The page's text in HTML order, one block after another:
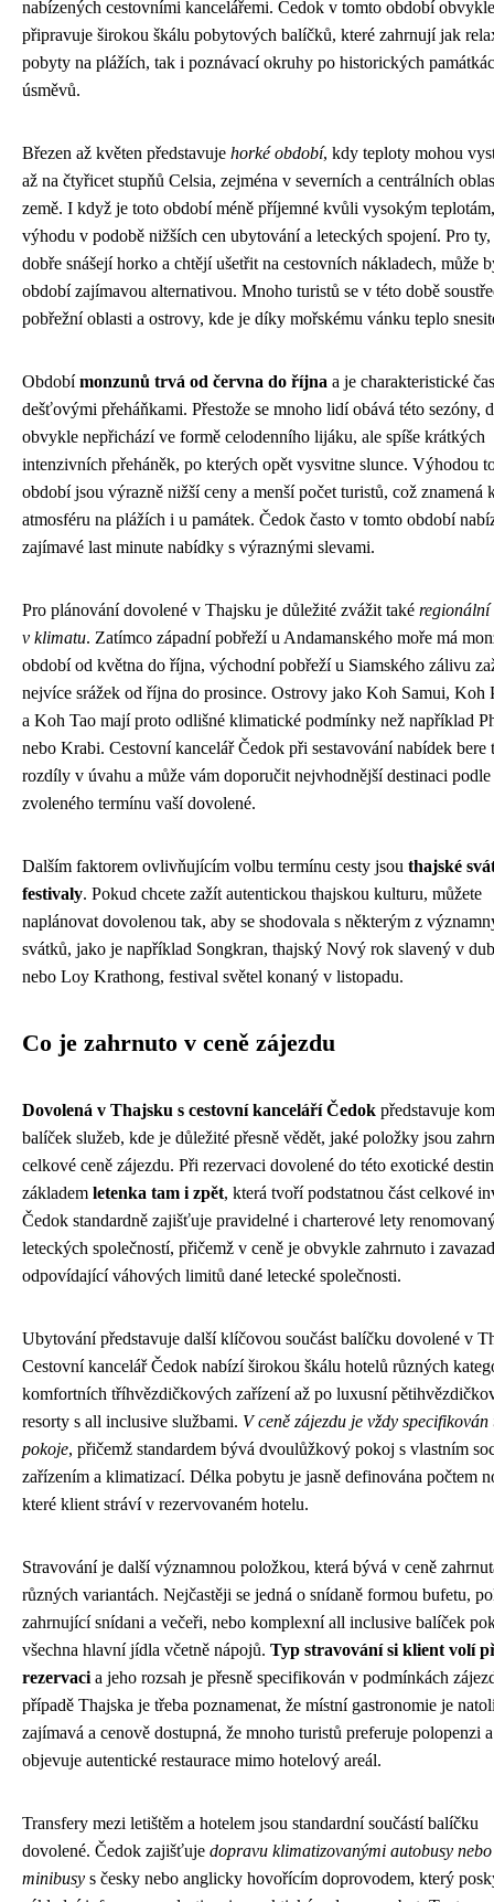
nabízených cestovními kancelářemi. Čedok v tomto období obvykle
připravuje širokou škálu pobytových balíčků, které zahrnují jak
pobyty na plážích, tak i poznávací okruhy po historických
úsměvů.
Březen až květen představuje horké období, kdy teploty mohou
až na čtyřicet stupňů Celsia, zejména v severních a centrálních
země. I když je toto období méně příjemné kvůli vysokým
výhodu v podobě nižších cen ubytování a leteckých spojení. Pro
dobře snášejí horko a chtějí ušetřit na cestovních nákladech, může
období zajímavou alternativou. Mnoho turistů se v této době
pobřežní oblasti a ostrovy, kde je díky mořskému vánku teplo
Obdobímonzunů trvá od června do října a je charakteristické
dešťovými přeháňkami. Přestože se mnoho lidí obává této sezóny,
obvykle nepřichází ve formě celodenního lijáku, ale spíše krátkých
intenzivních přeháněk, po kterých opět vysvitne slunce. Výhodou
období jsou výrazně nižší ceny a menší počet turistů, což znamená
atmosféru na plážích i u památek. Čedok často v tomto období
zajímavé last minute nabídky s výraznými slevami.
Pro plánování dovolené v Thajsku je důležité zvážit také regionální
v klimatu. Zatímco západní pobřeží u Andamanského moře má
období od května do října, východní pobřeží u Siamského zálivu
nejvíce srážek od října do prosince. Ostrovy jako Koh Samui, Koh
a Koh Tao mají proto odlišné klimatické podmínky než například
nebo Krabi. Cestovní kancelář Čedok při sestavování nabídek bere
rozdíly v úvahu a může vám doporučit nejvhodnější destinaci podle
zvoleného termínu vaší dovolené.
Dalším faktorem ovlivňujícím volbu termínu cesty jsou thajské
festivaly. Pokud chcete zažít autentickou thajskou kulturu, můžete
naplánovat dovolenou tak, aby se shodovala s některým z
svátků, jako je například Songkran, thajský Nový rok slavený v
nebo Loy Krathong, festival světel konaný v listopadu.
Co je zahrnuto v ceně zájezdu
Dovolená v Thajsku s cestovní kanceláří Čedok představuje
balíček služeb, kde je důležité přesně vědět, jaké položky jsou
celkové ceně zájezdu. Při rezervaci dovolené do této exotické
základem letenka tam i zpět, která tvoří podstatnou část celkové
Čedok standardně zajišťuje pravidelné i charterové lety
leteckých společností, přičemž v ceně je obvykle zahrnuto i
odpovídající váhových limitů dané letecké společnosti.
Ubytování představuje další klíčovou součást balíčku dovolené v
Cestovní kancelář Čedok nabízí širokou škálu hotelů různých
komfortních tříhvězdičkových zařízení až po luxusní
resorty s all inclusive službami. V ceně zájezdu je vždy specifikován
pokoje, přičemž standardem bývá dvoulůžkový pokoj s vlastním
zařízením a klimatizací. Délka pobytu je jasně definována počtem
které klient stráví v rezervovaném hotelu.
Stravování je další významnou položkou, která bývá v ceně
různých variantách. Nejčastěji se jedná o snídaně formou bufetu,
zahrnující snídani a večeři, nebo komplexní all inclusive balíček
všechna hlavní jídla včetně nápojů. Typ stravování si klient volí
rezervaci a jeho rozsah je přesně specifikován v podmínkách
případě Thajska je třeba poznamenat, že místní gastronomie je
zajímavá a cenově dostupná, že mnoho turistů preferuje polopenzi
objevuje autentické restaurace mimo hotelový areál.
Transfery mezi letištěm a hotelem jsou standardní součástí balíčku
dovolené. Čedok zajišťuje dopravu klimatizovanými autobusy nebo
minibusy s česky nebo anglicky hovořícím doprovodem, který